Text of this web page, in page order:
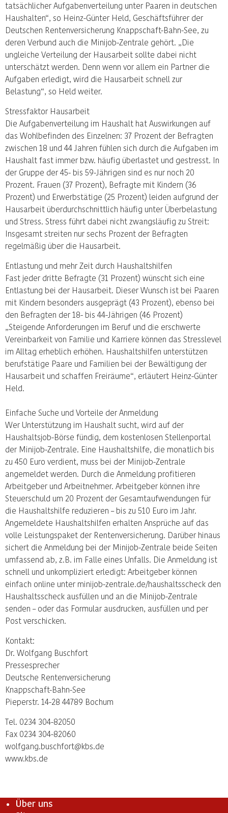
tatsächlicher Aufgabenverteilung unter Paaren in deutschen
Haushalten“, so Heinz-Günter Held, Geschäftsführer der
Deutschen Rentenversicherung Knappschaft-Bahn-See, zu
deren Verbund auch die Minijob-Zentrale gehört. „Die
ungleiche Verteilung der Hausarbeit sollte dabei nicht
unterschätzt werden. Denn wenn vor allem ein Partner die
Aufgaben erledigt, wird die Hausarbeit schnell zur
Belastung“, so Held weiter.
Stressfaktor Hausarbeit
Die Aufgabenverteilung im Haushalt hat Auswirkungen auf
das Wohlbefinden des Einzelnen: 37 Prozent der Befragten
zwischen 18 und 44 Jahren fühlen sich durch die Aufgaben im
Haushalt fast immer bzw. häufig überlastet und gestresst. In
der Gruppe der 45- bis 59-Jährigen sind es nur noch 20
Prozent. Frauen (37 Prozent), Befragte mit Kindern (36
Prozent) und Erwerbstätige (25 Prozent) leiden aufgrund der
Hausarbeit überdurchschnittlich häufig unter Überbelastung
und Stress. Stress führt dabei nicht zwangsläufig zu Streit:
Insgesamt streiten nur sechs Prozent der Befragten
regelmäßig über die Hausarbeit.
Entlastung und mehr Zeit durch Haushaltshilfen
Fast jeder dritte Befragte (31 Prozent) wünscht sich eine
Entlastung bei der Hausarbeit. Dieser Wunsch ist bei Paaren
mit Kindern besonders ausgeprägt (43 Prozent), ebenso bei
den Befragten der 18- bis 44-Jährigen (46 Prozent)
„Steigende Anforderungen im Beruf und die erschwerte
Vereinbarkeit von Familie und Karriere können das Stresslevel
im Alltag erheblich erhöhen. Haushaltshilfen unterstützen
berufstätige Paare und Familien bei der Bewältigung der
Hausarbeit und schaffen Freiräume“, erläutert Heinz-Günter
Held.
Einfache Suche und Vorteile der Anmeldung
Wer Unterstützung im Haushalt sucht, wird auf der
Haushaltsjob-Börse fündig, dem kostenlosen Stellenportal
der Minijob-Zentrale. Eine Haushaltshilfe, die monatlich bis
zu 450 Euro verdient, muss bei der Minijob-Zentrale
angemeldet werden. Durch die Anmeldung profitieren
Arbeitgeber und Arbeitnehmer. Arbeitgeber können ihre
Steuerschuld um 20 Prozent der Gesamtaufwendungen für
die Haushaltshilfe reduzieren – bis zu 510 Euro im Jahr.
Angemeldete Haushaltshilfen erhalten Ansprüche auf das
volle Leistungspaket der Rentenversicherung. Darüber hinaus
sichert die Anmeldung bei der Minijob-Zentrale beide Seiten
umfassend ab, z.B. im Falle eines Unfalls. Die Anmeldung ist
schnell und unkompliziert erledigt: Arbeitgeber können
einfach online unter minijob-zentrale.de/haushaltsscheck den
Haushaltsscheck ausfüllen und an die Minijob-Zentrale
senden – oder das Formular ausdrucken, ausfüllen und per
Post verschicken.
Kontakt:
Dr. Wolfgang Buschfort
Pressesprecher
Deutsche Rentenversicherung
Knappschaft-Bahn-See
Pieperstr. 14-28 44789 Bochum
Tel. 0234 304-82050
Fax 0234 304-82060
wolfgang.buschfort@kbs.de
www.kbs.de
Über uns